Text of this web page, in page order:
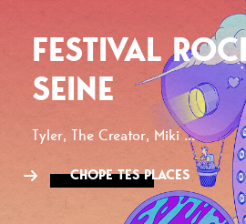
FESTIVAL
SEINE
Tyler, The Creator, Miki ...
CHOPE TES PLACES